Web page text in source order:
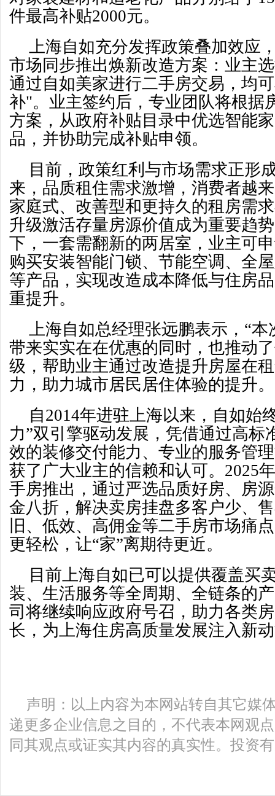
件最高补贴2000元。
上海自如充分发挥政策叠加效应
市场同步推出焕新改造方案：业主
通过自如美家进行二手房交易，均
补"。业主签约后，专业团队将根据
方案，从政府补贴目录中优选智能
品，并协助完成补贴申领。
目前，政策红利与市场需求正形
来，品质租住需求激增，消费者越
家庭式、改善型和更持久的租房需
升级激活存量房源价值成为重要趋
下，一套需翻新的两居室，业主可
购买安装智能门锁、节能空调、全
等产品，实现改造成本降低与住房
重提升。
上海自如总经理张远鹏表示，“
带来实实在在优惠的同时，也推动
级，帮助业主通过改造提升房屋在
力，助力城市居民居住体验的提升
自2014年进驻上海以来，自如始
力”双引擎驱动发展，凭借通过高标
效的装修交付能力、专业的服务管
获了广大业主的信赖和认可。2025
手房推出，通过严选品质好房、房
金八折，解决卖房挂盘多客户少、
旧、低效、高佣金等二手房市场痛
更轻松，让“家”离期待更近。
目前上海自如已可以提供覆盖买
装、生活服务等全周期、全链条的
司将继续响应政府号召，助力各类
长，为上海住房高质量发展注入新
声明：以上内容为本网站转自其它媒
递更多企业信息之目的，不代表本网观
同其观点或证实其内容的真实性。投资